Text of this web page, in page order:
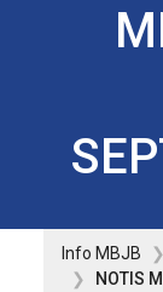
Info MBJB
NOTIS